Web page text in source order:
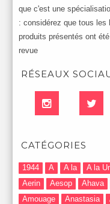
que c'est une
: considérez que tous
produits présentés ont
revue
RÉSEAUX
CATÉGORIES
1944 A A la A la
Aerin
Aesop Ahava
Amouage
Anastasia